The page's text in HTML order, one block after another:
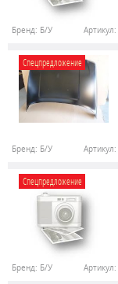
Бренд: Б/У Артикул:
Спецпредложение
Бренд: Б/У Артикул:
Спецпредложение
Бренд: Б/У Артикул: